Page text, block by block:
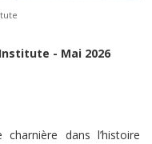
- Mai 2026
dans l’histoire